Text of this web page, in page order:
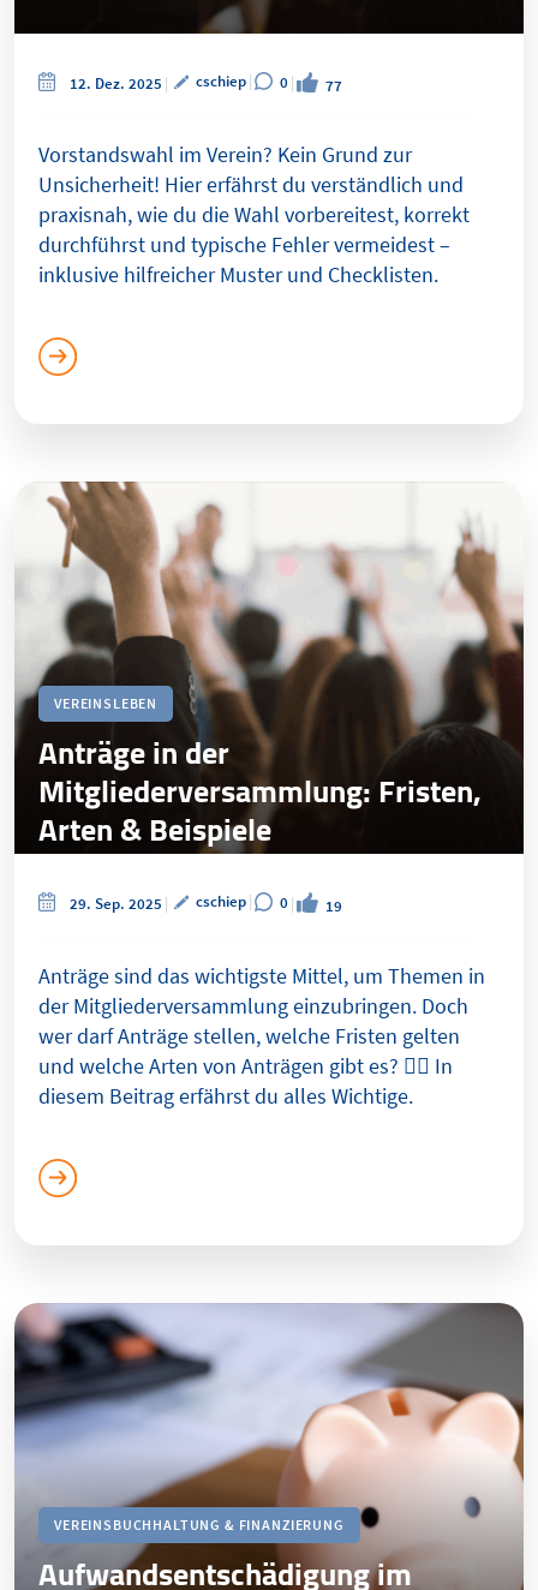
12. Dez. 2025 cschiep 0 77
Vorstandswahl im Verein? Kein Grund zur
Unsicherheit! Hier erfährst du verständlich und
praxisnah, wie du die Wahl vorbereitest, korrekt
durchführst und typische Fehler vermeidest –
inklusive hilfreicher Muster und Checklisten.
VEREINSLEBEN
Anträge in der
Mitgliederversammlung: Fristen,
Arten & Beispiele
29. Sep. 2025 cschiep 0 19
Anträge sind das wichtigste Mittel, um Themen in
der Mitgliederversammlung einzubringen. Doch
wer darf Anträge stellen, welche Fristen gelten
und welche Arten von Anträgen gibt es? 👉🏼 In
diesem Beitrag erfährst du alles Wichtige.
VEREINSBUCHHALTUNG & FINANZIERUNG
Aufwandsentschädigung im